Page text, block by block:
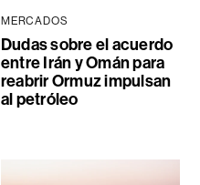
MERCADOS
Dudas sobre el acuerdo
entre Irán y Omán para
reabrir Ormuz impulsan
al petróleo